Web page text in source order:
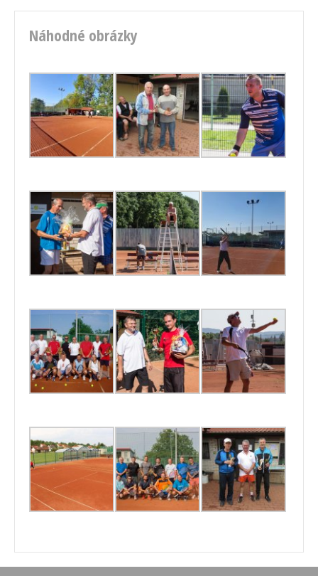
Náhodné obrázky